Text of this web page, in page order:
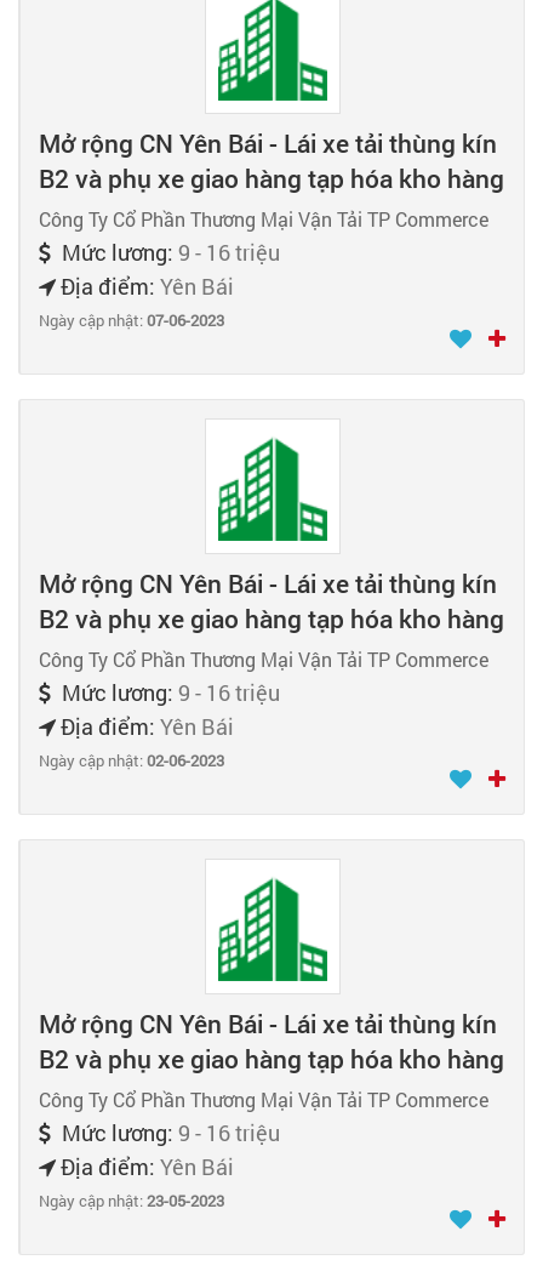
Mở rộng CN Yên Bái - Lái xe tải thùng kín
B2 và phụ xe giao hàng tạp hóa kho hàng
Công Ty Cổ Phần Thương Mại Vận Tải TP Commerce
Mức lương: 9 - 16 triệu
Địa điểm: Yên Bái
Ngày cập nhật:07-06-2023
Mở rộng CN Yên Bái - Lái xe tải thùng kín
B2 và phụ xe giao hàng tạp hóa kho hàng
Công Ty Cổ Phần Thương Mại Vận Tải TP Commerce
Mức lương: 9 - 16 triệu
Địa điểm: Yên Bái
Ngày cập nhật:02-06-2023
Mở rộng CN Yên Bái - Lái xe tải thùng kín
B2 và phụ xe giao hàng tạp hóa kho hàng
Công Ty Cổ Phần Thương Mại Vận Tải TP Commerce
Mức lương: 9 - 16 triệu
Địa điểm: Yên Bái
Ngày cập nhật:23-05-2023